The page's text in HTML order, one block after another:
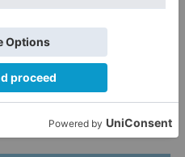
La Guardia Civil desmonta la
versión de un repartidor tras
desaparecer 3.256 euros